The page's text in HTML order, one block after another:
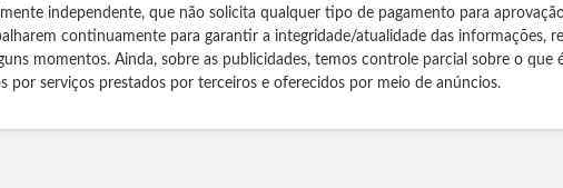
independente, que não solicita qualquer tipo de pagamento para
continuamente para garantir a integridade/atualidade das informações,
momentos. Ainda, sobre as publicidades, temos controle parcial sobre o que
por serviços prestados por terceiros e oferecidos por meio de anúncios.